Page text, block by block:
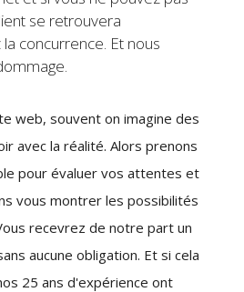
se retrouvera
concurrence. Et nous
web, souvent on imagine des
avec la réalité. Alors prenons
pour évaluer vos attentes et
vous montrer les possibilités
recevrez de notre part un
aucune obligation. Et si cela
25 ans d'expérience ont